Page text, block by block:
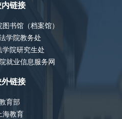
内链接
图书馆（档案馆）
学院教务处
学院研究生处
就业信息服务网
外链接
育部
海教育